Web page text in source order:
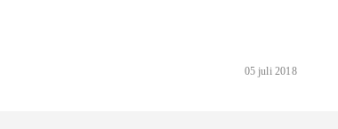
05 juli 2018